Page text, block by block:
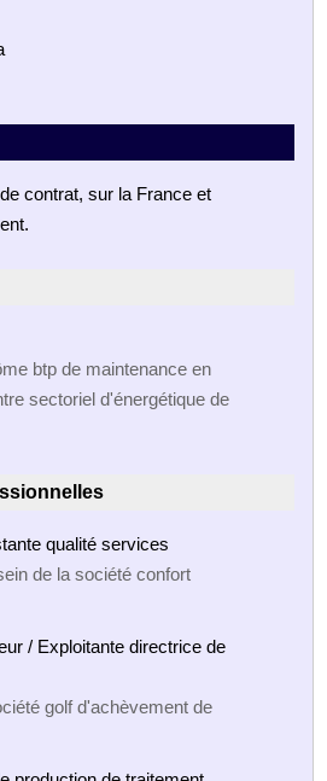
contrat, sur la France et
btp de maintenance en
sectoriel d'énergétique de
qualité services
de la société confort
/ Exploitante directrice de
golf d'achèvement de